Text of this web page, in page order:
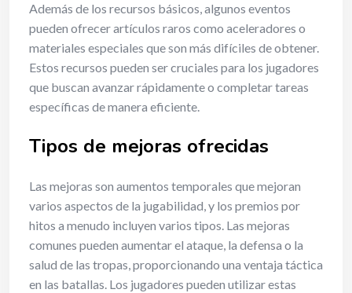
Además de los recursos básicos, algunos eventos
pueden ofrecer artículos raros como aceleradores o
materiales especiales que son más difíciles de obtener.
Estos recursos pueden ser cruciales para los jugadores
que buscan avanzar rápidamente o completar tareas
específicas de manera eficiente.
Tipos de mejoras ofrecidas
Las mejoras son aumentos temporales que mejoran
varios aspectos de la jugabilidad, y los premios por
hitos a menudo incluyen varios tipos. Las mejoras
comunes pueden aumentar el ataque, la defensa o la
salud de las tropas, proporcionando una ventaja táctica
en las batallas. Los jugadores pueden utilizar estas